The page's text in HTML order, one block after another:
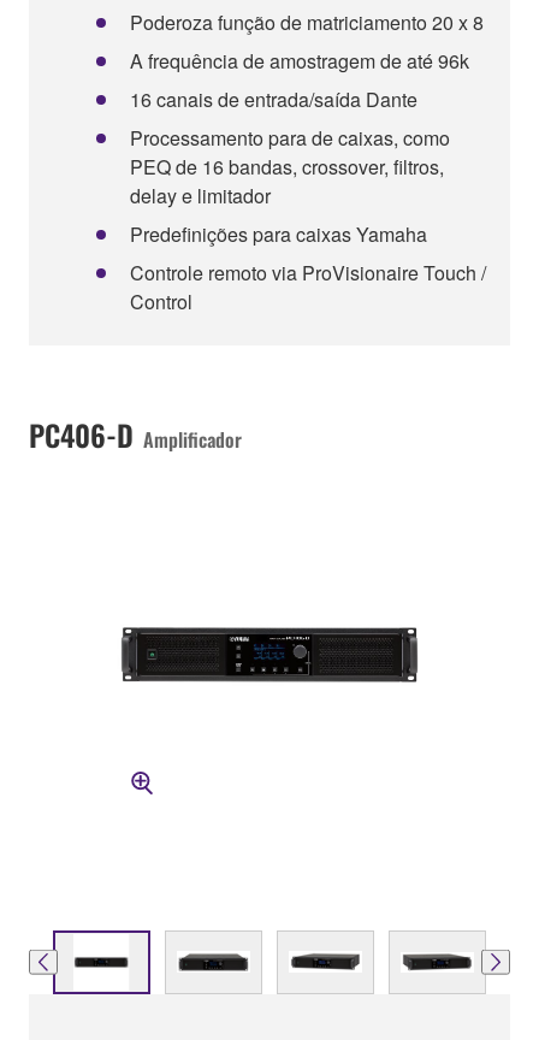
Poderoza função de matriciamento 20 x 8
A frequência de amostragem de até 96k
16 canais de entrada/saída Dante
Processamento para de caixas, como
PEQ de 16 bandas, crossover, filtros,
delay e limitador
Predefinições para caixas Yamaha
Controle remoto via ProVisionaire Touch /
Control
PC406-D Amplificador